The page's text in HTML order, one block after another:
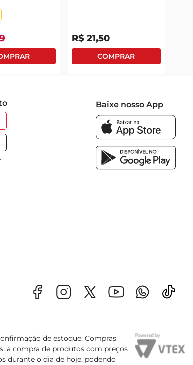
Menos
R$ 21,50
Baixe nosso App
de estoque. Compras
a compra de produtos com preços
durante o dia de hoje, podendo